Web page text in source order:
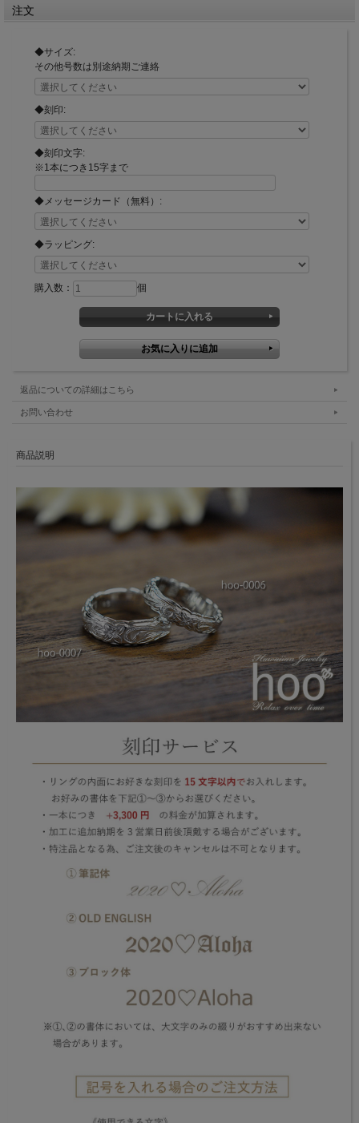
注文
◆サイズ:
その他号数は別途納期ご連絡
◆刻印:
◆刻印文字:
※1本につき15字まで
◆メッセージカード（無料）:
◆ラッピング:
購入数： 個
返品についての詳細はこちら
お問い合わせ
商品説明